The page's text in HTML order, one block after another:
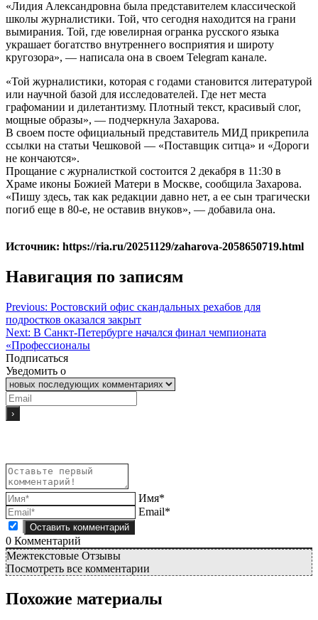
«Лидия Александровна была представителем классической
школы журналистики. Той, что сегодня находится на грани
вымирания. Той, где ювелирная огранка русского языка
украшает богатство внутреннего восприятия и широту
кругозора», — написала она в своем Telegram канале.
«Той журналистики, которая с годами становится литературой
или научной базой для исследователей. Где нет места
графомании и дилетантизму. Плотный текст, красивый слог,
мощные образы», — подчеркнула Захарова.
В своем посте официальный представитель МИД прикрепила
ссылки на статьи Чешковой — «Поставщик ситца» и «Дороги
не кончаются».
Прощание с журналисткой состоится 2 декабря в 11:30 в
Храме иконы Божией Матери в Москве, сообщила Захарова.
«Пишу здесь, так как редакции давно нет, а ее сын трагически
погиб еще в 80-е, не оставив внуков», — добавила она.
Источник: https://ria.ru/20251129/zaharova-2058650719.html
Навигация по записям
Previous: Ростовский офис скандальных рехабов для
подростков оказался закрыт
Next: В Санкт-Петербурге начался финал чемпионата
«Профессионалы
Подписаться
Уведомить о
Имя*
Email*
0 Комментарий
Межтекстовые Отзывы
Посмотреть все комментарии
Похожие материалы